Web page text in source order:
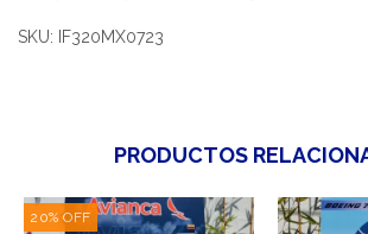
SKU: IF320MX0723
PRODUCTOS
20% OFF